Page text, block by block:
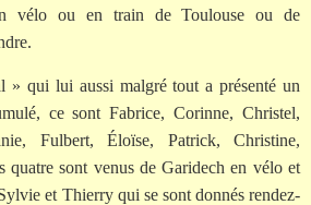
vélo ou en train de Toulouse ou de
qui lui aussi malgré tout a présenté un
ce sont Fabrice, Corinne, Christel,
Fulbert, Éloïse, Patrick, Christine,
quatre sont venus de Garidech en vélo et
et Thierry qui se sont donnés rendez-